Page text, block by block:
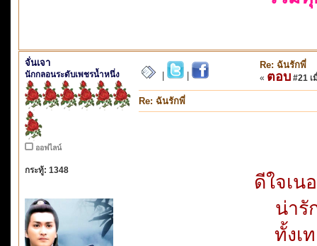
จั่นเจา
นักกลอนระดับเพชรน้ำหนึ่ง
ออฟไลน์
กระทู้: 1348
Re: ฉันรักพี่
« ตอบ #21 เ
Re: ฉันรักพี่
ดีใจเน
น่ารั
ทั้งเ